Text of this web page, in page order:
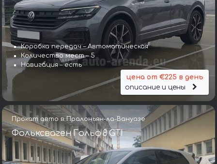
Коробка передач – Автоматическая
Количество мест – 5
Навигация – есть
цена от €225 в день
описание и цены
Прокат авто в Пралоньян-ла-Вануазе
Фольксваген Гольф 8 GTI